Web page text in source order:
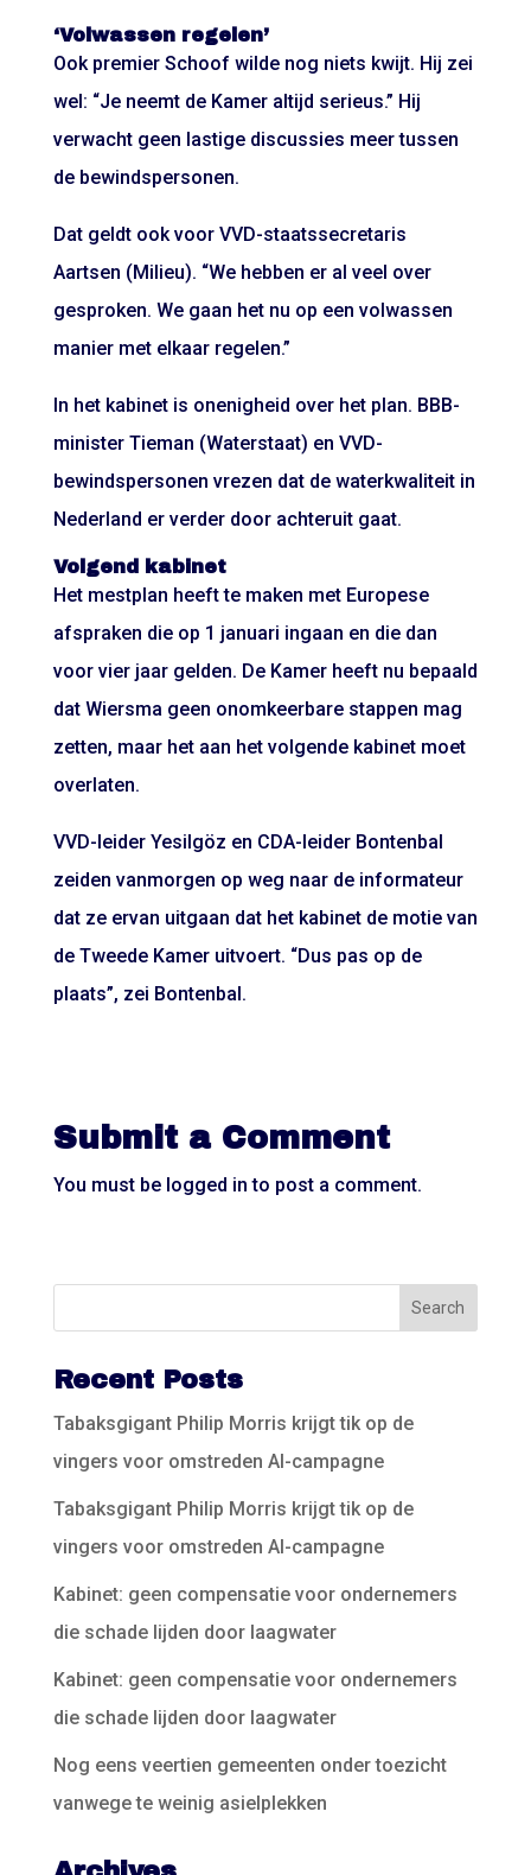
‘Volwassen regelen’
Ook premier Schoof wilde nog niets kwijt. Hij zei
wel: “Je neemt de Kamer altijd serieus.” Hij
verwacht geen lastige discussies meer tussen
de bewindspersonen.
Dat geldt ook voor VVD-staatssecretaris
Aartsen (Milieu). “We hebben er al veel over
gesproken. We gaan het nu op een volwassen
manier met elkaar regelen.”
In het kabinet is onenigheid over het plan. BBB-
minister Tieman (Waterstaat) en VVD-
bewindspersonen vrezen dat de waterkwaliteit in
Nederland er verder door achteruit gaat.
Volgend kabinet
Het mestplan heeft te maken met Europese
afspraken die op 1 januari ingaan en die dan
voor vier jaar gelden. De Kamer heeft nu bepaald
dat Wiersma geen onomkeerbare stappen mag
zetten, maar het aan het volgende kabinet moet
overlaten.
VVD-leider Yesilgöz en CDA-leider Bontenbal
zeiden vanmorgen op weg naar de informateur
dat ze ervan uitgaan dat het kabinet de motie van
de Tweede Kamer uitvoert. “Dus pas op de
plaats”, zei Bontenbal.
Submit a Comment
You must be logged in to post a comment.
Recent Posts
Tabaksgigant Philip Morris krijgt tik op de
vingers voor omstreden AI-campagne
Tabaksgigant Philip Morris krijgt tik op de
vingers voor omstreden AI-campagne
Kabinet: geen compensatie voor ondernemers
die schade lijden door laagwater
Kabinet: geen compensatie voor ondernemers
die schade lijden door laagwater
Nog eens veertien gemeenten onder toezicht
vanwege te weinig asielplekken